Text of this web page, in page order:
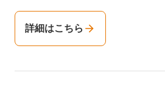
詳細はこちら